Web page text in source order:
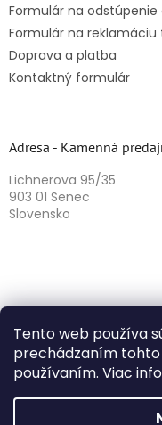
Tento web používa
prechádzaním tohto
používaním. Viac
Formulár na
Formulár na reklamáciu
Doprava a platba
Kontaktný formulár
Adresa - Kamenná
Lichnerova 95/35
903 01 Senec
Slovensko